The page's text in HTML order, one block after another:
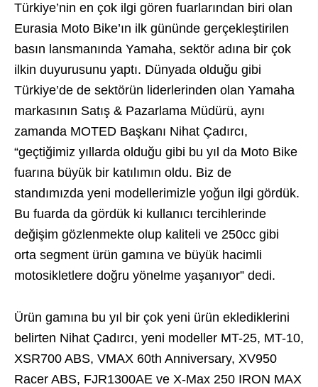
Türkiye’nin en çok ilgi gören fuarlarından biri olan
Eurasia Moto Bike’ın ilk gününde gerçekleştirilen
basın lansmanında Yamaha, sektör adına bir çok
ilkin duyurusunu yaptı. Dünyada olduğu gibi
Türkiye’de de sektörün liderlerinden olan Yamaha
markasının Satış & Pazarlama Müdürü, aynı
zamanda MOTED Başkanı Nihat Çadırcı,
“geçtiğimiz yıllarda olduğu gibi bu yıl da Moto Bike
fuarına büyük bir katılımın oldu. Biz de
standımızda yeni modellerimizle yoğun ilgi gördük.
Bu fuarda da gördük ki kullanıcı tercihlerinde
değişim gözlenmekte olup kaliteli ve 250cc gibi
orta segment ürün gamına ve büyük hacimli
motosikletlere doğru yönelme yaşanıyor” dedi.
Ürün gamına bu yıl bir çok yeni ürün eklediklerini
belirten Nihat Çadırcı, yeni modeller MT-25, MT-10,
XSR700 ABS, VMAX 60th Anniversary, XV950
Racer ABS, FJR1300AE ve X-Max 250 IRON MAX